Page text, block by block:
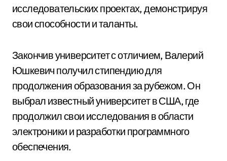
исследовательских проектах, демонстрируя
свои способности и таланты.
Закончив университет с отличием, Валерий
Юшкевич получил стипендию для
продолжения образования за рубежом. Он
выбрал известный университет в США, где
продолжил свои исследования в области
электроники и разработки программного
обеспечения.